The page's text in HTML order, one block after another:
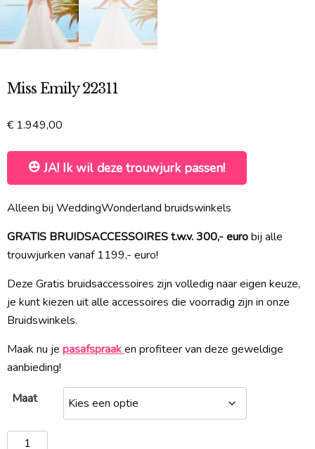
Miss Emily 22311
€1.949,00
JA! Ik wil deze trouwjurk passen!
Alleen bij WeddingWonderland bruidswinkels
GRATIS BRUIDSACCESSOIRES t.w.v. 300,- eurobij alle
trouwjurken vanaf 1199,- euro!
Deze Gratis bruidsaccessoires zijn volledig naar eigen keuze,
je kunt kiezen uit alle accessoires die voorradig zijn in onze
Bruidswinkels.
Maak nu je pasafspraaken profiteer van deze geweldige
aanbieding!
Maat
Miss